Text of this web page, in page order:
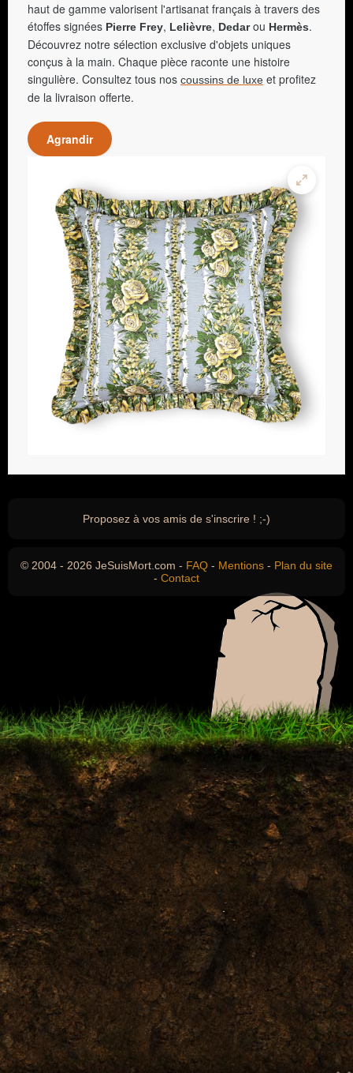
haut de gamme valorisent l'artisanat français à travers des
étoffes signées Pierre Frey, Lelièvre, Dedarou Hermès.
Découvrez notre sélection exclusive d'objets uniques
conçus à la main. Chaque pièce raconte une histoire
singulière. Consultez tous nos coussins de luxe et profitez
de la livraison offerte.
Agrandir
Proposez à vos amis de s'inscrire ! ;-)
© 2004 - 2026 JeSuisMort.com - FAQ - Mentions - Plan du site
- Contact